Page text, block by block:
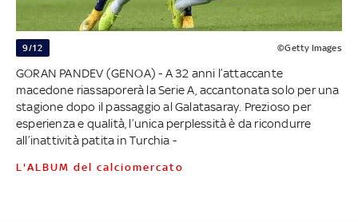
9/12 ©Getty Images
GORAN PANDEV (GENOA) - A 32 anni l’attaccante
macedone riassaporerà la Serie A, accantonata solo per una
stagione dopo il passaggio al Galatasaray. Prezioso per
esperienza e qualità, l’unica perplessità è da ricondurre
all’inattività patita in Turchia -
L'ALBUM del calciomercato